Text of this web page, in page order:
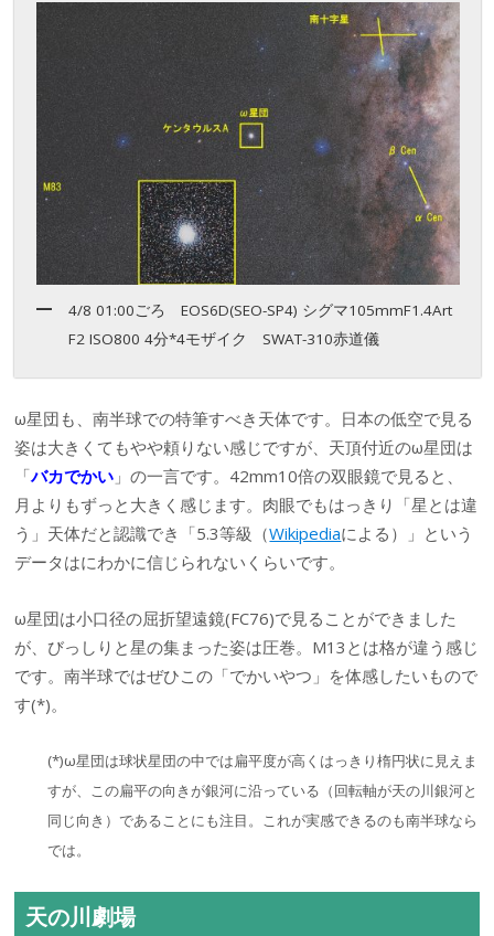
4/8 01:00ごろ EOS6D(SEO-SP4) シグマ105mmF1.4Art
F2 ISO800 4分*4モザイク SWAT-310赤道儀
ω星団も、南半球での特筆すべき天体です。日本の低空で見る
姿は大きくてもやや頼りない感じですが、天頂付近のω星団は
「バカでかい 」の一言です。42mm10倍の双眼鏡で見ると、
月よりもずっと大きく感じます。肉眼でもはっきり「星とは違
う」天体だと認識でき「5.3等級（Wikipediaによる）」という
データはにわかに信じられないくらいです。
ω星団は小口径の屈折望遠鏡(FC76)で見ることができました
が、びっしりと星の集まった姿は圧巻。M13とは格が違う感じ
です。南半球ではぜひこの「でかいやつ」を体感したいもので
す(*)。
(*)ω星団は球状星団の中では扁平度が高くはっきり楕円状に見えま
すが、この扁平の向きが銀河に沿っている（回転軸が天の川銀河と
同じ向き）であることにも注目。これが実感できるのも南半球なら
では。
天の川劇場